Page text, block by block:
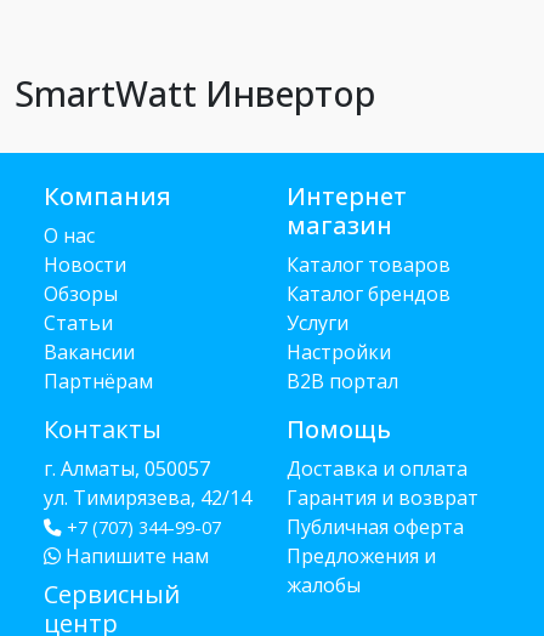
SmartWatt Инвертор
Компания
О нас
Новости
Обзоры
Статьи
Вакансии
Партнёрам
Контакты
г. Алматы, 050057
ул. Тимирязева, 42/14
+7 (707) 344-99-07
Напишите нам
Сервисный
центр
Интернет
магазин
Каталог товаров
Каталог брендов
Услуги
Настройки
B2B портал
Помощь
Доставка и оплата
Гарантия и возврат
Публичная оферта
Предложения и
жалобы